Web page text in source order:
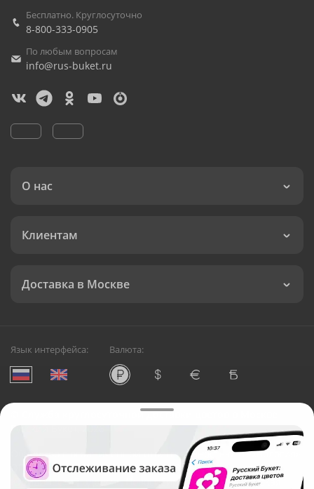
Бесплатно. Круглосуточно
8-800-333-0905
По любым вопросам
info@rus-buket.ru
О нас
Клиентам
Доставка в Москве
Язык интерфейса: Валюта:
Служба круглосуточной доставки цветов в Москве
Русский Букет, 2026
Общество с ограниченной ответственностью «Технология»
ОГРН: 1195476081745, ИНН: 5410081997
Юридический адрес: г. Новосибирск, ул. Ипподромская,